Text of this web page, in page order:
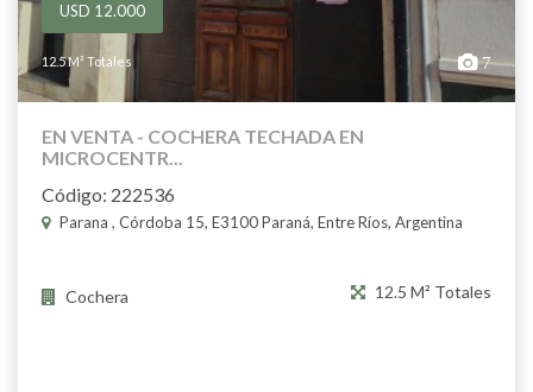
USD 12.000
12.5 M² Totales 7
EN VENTA - COCHERA TECHADA EN
MICROCENTR...
Código: 222536
Parana , Córdoba 15, E3100 Paraná, Entre Ríos, Argentina
Cochera 12.5 M² Totales